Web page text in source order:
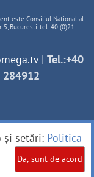
este Consiliul National al
Bucuresti, tel: 40 (0)21
| Tel.:+40
284912
și setări: Politica
Da, sunt de acord